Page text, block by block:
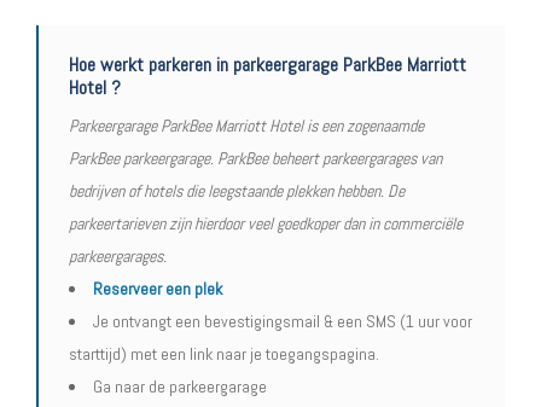
Hoe werkt parkeren in parkeergarage ParkBee Marriott
Hotel ?
Parkeergarage ParkBee Marriott Hotel is een zogenaamde
ParkBee parkeergarage. ParkBee beheert parkeergarages van
bedrijven of hotels die leegstaande plekken hebben. De
parkeertarieven zijn hierdoor veel goedkoper dan in commerciële
parkeergarages.
Reserveer een plek
Je ontvangt een bevestigingsmail & een SMS (1 uur voor
starttijd) met een link naar je toegangspagina.
Ga naar de parkeergarage